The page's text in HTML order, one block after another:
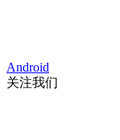
Android
关注我们